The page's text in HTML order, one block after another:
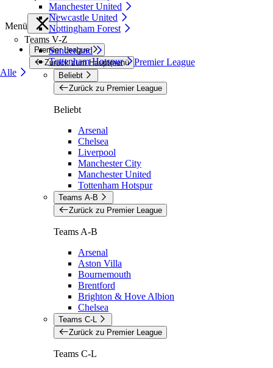
Manchester United
Newcastle United
Nottingham Forest
Teams V-Z
Sunderland
Tottenham Hotspur
Alle
Menü
Premier League
Zurück zum Hauptmenü Premier League
Beliebt
Zurück zu Premier League
Beliebt
Arsenal
Chelsea
Liverpool
Manchester City
Manchester United
Tottenham Hotspur
Teams A-B
Zurück zu Premier League
Teams A-B
Arsenal
Aston Villa
Bournemouth
Brentford
Brighton & Hove Albion
Chelsea
Teams C-L
Zurück zu Premier League
Teams C-L